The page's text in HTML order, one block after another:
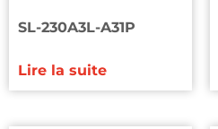
SL-230A3L-A31P
Lire la suite